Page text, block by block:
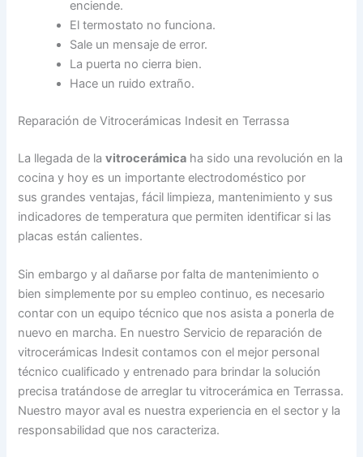
enciende.
El termostato no funciona.
Sale un mensaje de error.
La puerta no cierra bien.
Hace un ruido extraño.
Reparación de Vitrocerámicas Indesit en Terrassa
La llegada de lavitrocerámica ha sido una revolución en la
cocina y hoy es un importante electrodoméstico por
sus grandes ventajas, fácil limpieza, mantenimiento y sus
indicadores de temperatura que permiten identificar si las
placas están calientes.
Sin embargo y al dañarse por falta de mantenimiento o
bien simplemente por su empleo continuo, es necesario
contar con un equipo técnico que nos asista a ponerla de
nuevo en marcha. En nuestro Servicio de reparación de
vitrocerámicas Indesit contamos con el mejor personal
técnico cualificado y entrenado para brindar la solución
precisa tratándose de arreglar tu vitrocerámica en Terrassa.
Nuestro mayor aval es nuestra experiencia en el sector y la
responsabilidad que nos caracteriza.